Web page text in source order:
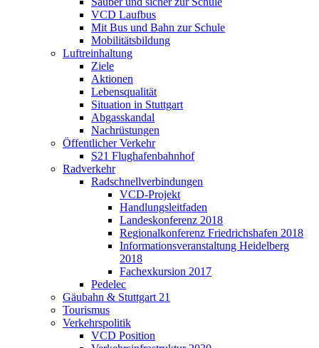
VCD Laufbus
Mit Bus und Bahn zur Schule
Mobilitätsbildung
Luftreinhaltung
Ziele
Aktionen
Lebensqualität
Situation in Stuttgart
Abgasskandal
Nachrüstungen
Öffentlicher Verkehr
S21 Flughafenbahnhof
Radverkehr
Radschnellverbindungen
VCD-Projekt
Handlungsleitfaden
Landeskonferenz 2018
Regionalkonferenz Friedrichshafen 2018
Informationsveranstaltung Heidelberg
2018
Fachexkursion 2017
Pedelec
Gäubahn & Stuttgart 21
Tourismus
Verkehrspolitik
VCD Position